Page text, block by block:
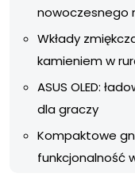
nowoczesnego
Wkłady
kamieniem w
ASUS OLED:
dla graczy
Kompaktowe
funkcjonalność